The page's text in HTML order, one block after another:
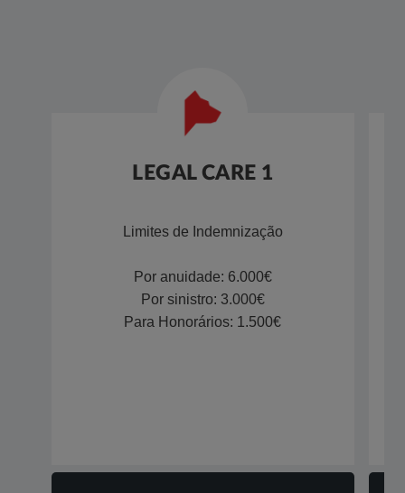
LEGAL CARE 1
​Limites de Indemnização​​
Por anuidade: 6.000€
Por sinistro: 3.000€
Para Honorários: 1.500€​